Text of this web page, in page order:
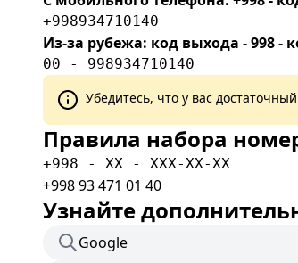
+998934710140
Из-за рубежа: код выхода - 998 -
00 - 998934710140
Убедитесь, что у вас
Правила набора
+998 - XX - XXX-XX-XX
+998 93 471 01 40
Узнайте
Google